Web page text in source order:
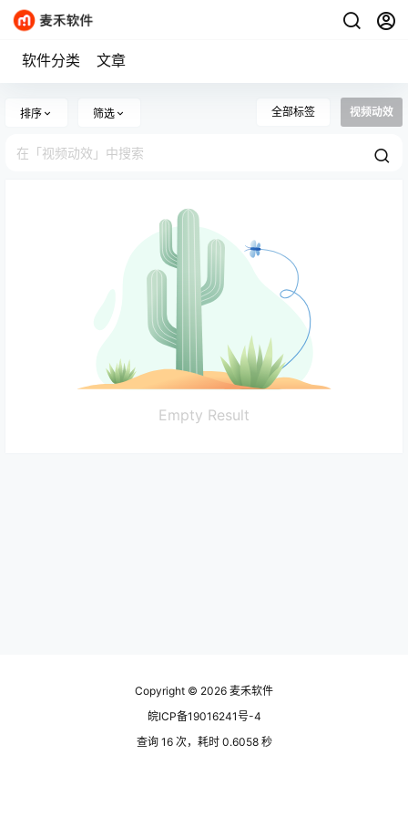
软件分类 文章
排序 筛选 全部标签 视频动效
Empty Result
Copyright © 2026 麦禾软件
皖ICP备19016241号-4
查询 16 次，耗时 0.6058 秒